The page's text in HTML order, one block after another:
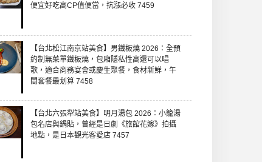
便宜好吃高CP值便當，抗漲必收 7459
【台北松江南京站美食】男鐵板燒 2026：全預
約制無菜單鐵板燒，包廂隱私性高還可以唱
歌，適合商務宴會或慶生聚餐，食材新鮮，午
間套餐最划算 7458
【台北六張犁站美食】明月湯包 2026：小籠湯
包名店與鍋貼，曾經是日劇《旅館花嫁》拍攝
地點，是日本觀光客愛店 7457